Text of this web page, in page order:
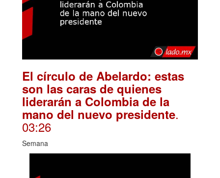
El círculo de Abelardo: estas
son las caras de quienes
liderarán a Colombia de la
mano del nuevo presidente.
03:26
Semana